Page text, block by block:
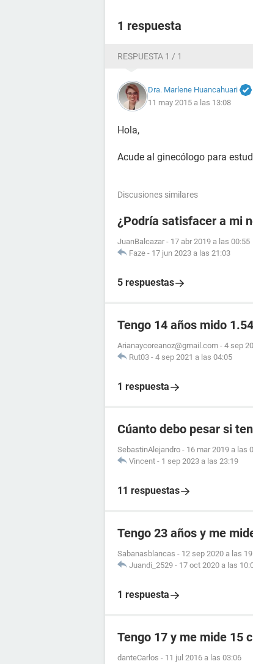
1 respuesta
RESPUESTA 1 / 1
Dra. Marlene Huancahuari
11 may 2015 a las 13:08
Hola,
Acude al ginecólogo para
Discusiones similares
¿Podría satisfacer a mi
JuanBalcazar - 17 abr 2019 a las 00:55
Faze - 17 jun 2023 a las 21:03
5 respuestas
Tengo 14 años mido
Arianaycoreanoz@gmail.com - 4 sep
Rut03 - 4 sep 2021 a las 04:05
1 respuesta
Cúanto debo pesar si
SebastinAlejandro - 16 mar 2019 a las
Vincent - 1 sep 2023 a las 23:19
11 respuestas
Tengo 23 años y me
Sabanasblancas - 12 sep 2020 a las
Juandi_2529 - 17 oct 2020 a las
1 respuesta
Tengo 17 y me mide 15
danteCarlos - 11 jul 2016 a las 03:06